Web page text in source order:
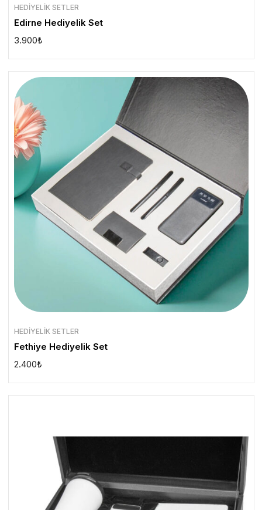
HEDIYELIK SETLER
Edirne Hediyelik Set
3.900₺
HEDIYELIK SETLER
Fethiye Hediyelik Set
2.400₺